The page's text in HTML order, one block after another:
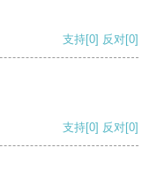
支持[0] 反对[0]
支持[0] 反对[0]